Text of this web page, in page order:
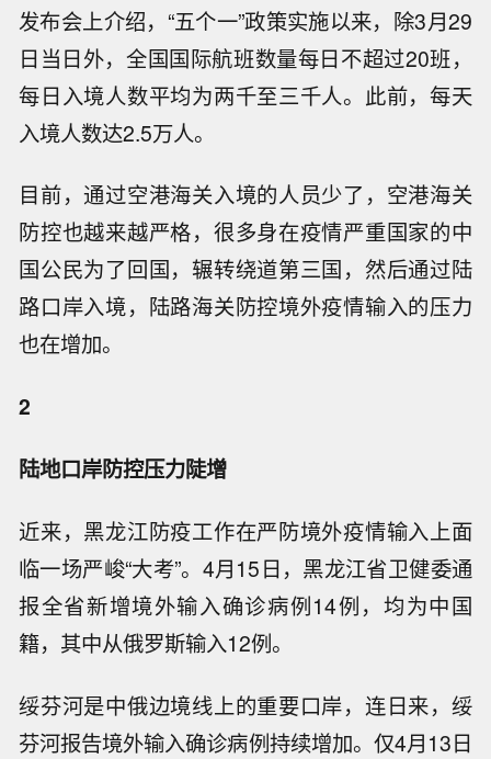
发布会上介绍，“五个一”政策实施以来，除3月29
日当日外，全国国际航班数量每日不超过20班，
每日入境人数平均为两千至三千人。此前，每天
入境人数达2.5万人。
目前，通过空港海关入境的人员少了，空港海关
防控也越来越严格，很多身在疫情严重国家的中
国公民为了回国，辗转绕道第三国，然后通过陆
路口岸入境，陆路海关防控境外疫情输入的压力
也在增加。
2
陆地口岸防控压力陡增
近来，黑龙江防疫工作在严防境外疫情输入上面
临一场严峻“大考”。4月15日，黑龙江省卫健委通
报全省新增境外输入确诊病例14例，均为中国
籍，其中从俄罗斯输入12例。
绥芬河是中俄边境线上的重要口岸，连日来，绥
芬河报告境外输入确诊病例持续增加。仅4月13日